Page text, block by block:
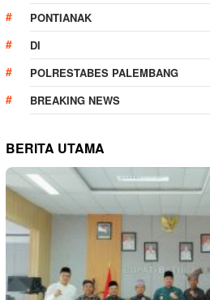
PONTIANAK
DI
POLRESTABES PALEMBANG
BREAKING NEWS
BERITA UTAMA